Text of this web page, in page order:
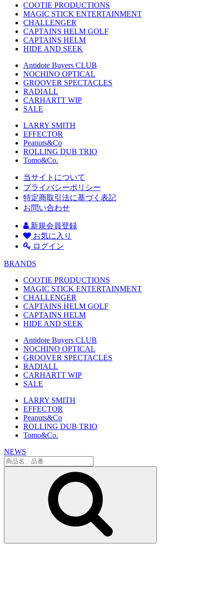
COOTIE PRODUCTIONS
MAGIC STICK ENTERTAINMENT
CHALLENGER
CAPTAINS HELM GOLF
CAPTAINS HELM
HIDE AND SEEK
Antidote Buyers CLUB
NOCHINO OPTICAL
GROOVER SPECTACLES
RADIALL
CARHARTT WIP
SALE
LARRY SMITH
EFFECTOR
Peanuts&Co
ROLLING DUB TRIO
Tomo&Co.
当サイトについて
プライバシーポリシー
特定商取引法に基づく表記
お問い合わせ
新規会員登録
お気に入り
ログイン
BRANDS
COOTIE PRODUCTIONS
MAGIC STICK ENTERTAINMENT
CHALLENGER
CAPTAINS HELM GOLF
CAPTAINS HELM
HIDE AND SEEK
Antidote Buyers CLUB
NOCHINO OPTICAL
GROOVER SPECTACLES
RADIALL
CARHARTT WIP
SALE
LARRY SMITH
EFFECTOR
Peanuts&Co
ROLLING DUB TRIO
Tomo&Co.
NEWS